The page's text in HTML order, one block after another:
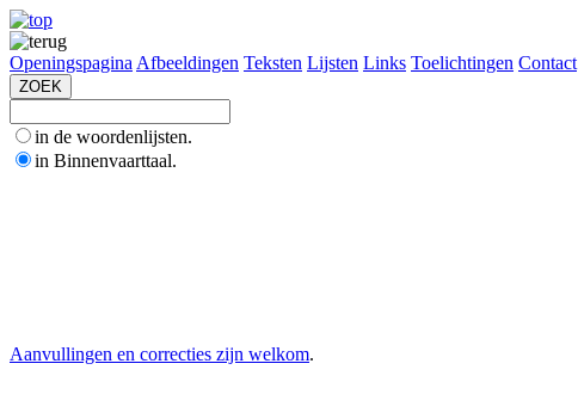
Openingspagina Afbeeldingen Teksten Lijsten Links Toelichtingen Contact
in de woordenlijsten.
in Binnenvaarttaal.
Aanvullingen en correcties zijn welkom.